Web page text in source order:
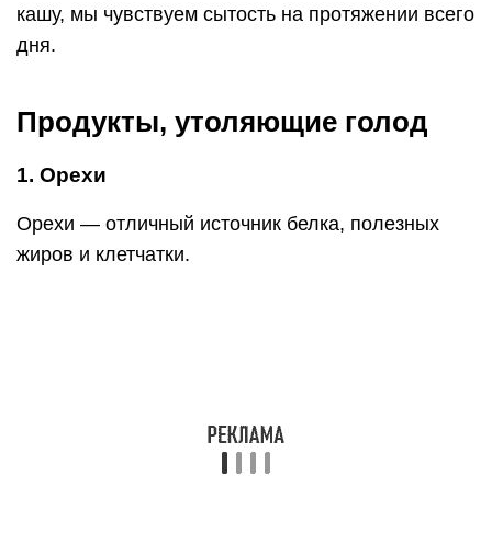
продуктом, но вы понимаете, что они должны
присутствовать в вашем рационе, то добавляйте